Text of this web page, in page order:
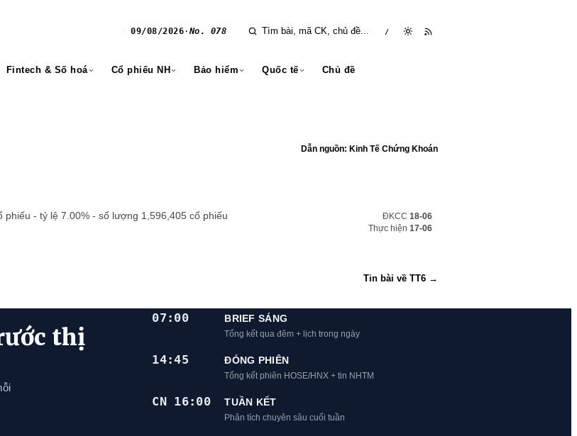
09/08/2026· No. 078 /
Fintech & Số hoá Cổ phiếu NH Bảo hiểm Quốc tế Chủ đề
Dẫn nguồn: Kinh Tế Chứng Khoán
phiếu - tỷ lệ 7.00% - số lượng 1,596,405 cổ phiếu ĐKCC 18-06
Thực hiện 17-06
Tin bài về TT6 →
thị
07:00 BRIEF SÁNG
Tổng kết qua đêm + lịch trong ngày
14:45 ĐÓNG PHIÊN
Tổng kết phiên HOSE/HNX + tin NHTM
CN 16:00 TUẦN KẾT
Phân tích chuyên sâu cuối tuần